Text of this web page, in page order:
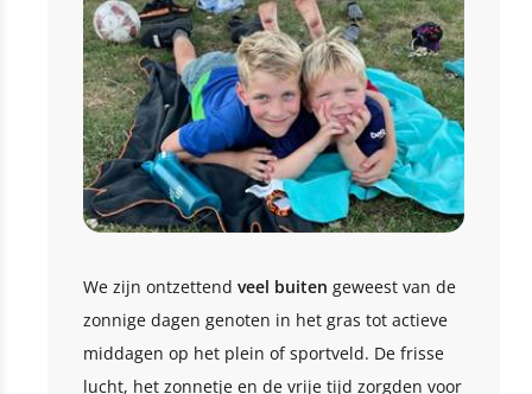
We zijn ontzettend veel buiten geweest van de
zonnige dagen genoten in het gras tot actieve
middagen op het plein of sportveld. De frisse
lucht, het zonnetje en de vrije tijd zorgden voor